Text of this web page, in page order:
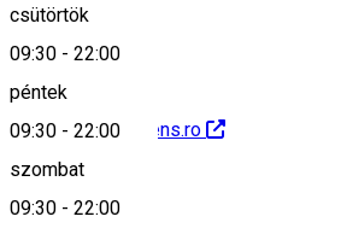
csütörtök
09:30 - 22:00
péntek
09:30 - 22:00
szombat
09:30 - 22:00
http://www.chickens.ro